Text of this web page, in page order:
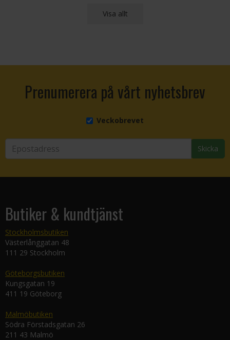
Visa allt
Prenumerera på vårt nyhetsbrev
Veckobrevet
Skicka
Butiker & kundtjänst
Stockholmsbutiken
Västerlånggatan 48
111 29 Stockholm
Göteborgsbutiken
Kungsgatan 19
411 19 Göteborg
Malmöbutiken
Södra Förstadsgatan 26
211 43 Malmö